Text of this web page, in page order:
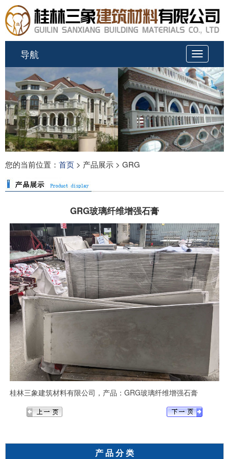
切
换
导
航
导航
您的当前位置： 首页 > 产品展示 > GRG
GRG玻璃纤维增强石膏
桂林三象建筑材料有限公司，产品：GRG玻璃纤维增强石膏
产 品 分 类